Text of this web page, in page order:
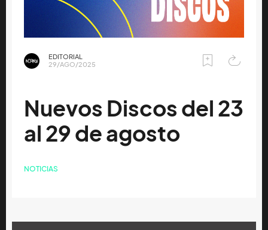
EDITORIAL
29/AGO/2025
Nuevos Discos del 23
al 29 de agosto
NOTICIAS